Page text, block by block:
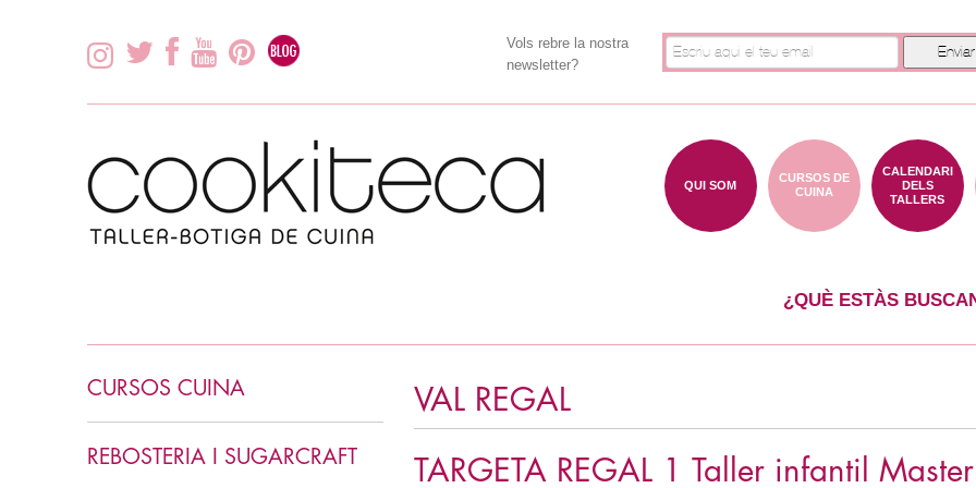
Vols rebre la nostra
newsletter?
CALENDARI
DELS
TALLERS
CURSOS DE
CUINA
QUI SOM
¿QUÈ ESTÀS
CURSOS CUINA
CUINA ASIÀTICA
REBOSTERIA I SUGARCRAFT
VAL REGAL
TARGETA REGAL 1 Taller infantil